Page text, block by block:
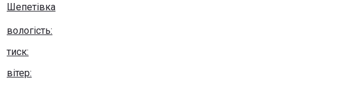
Шепетівка
вологість:
тиск:
вітер: